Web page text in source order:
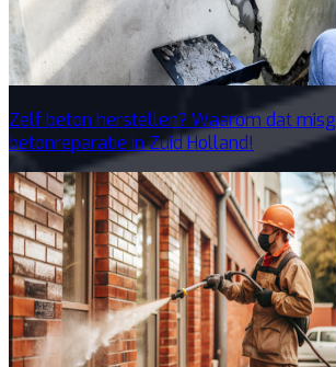
Zelf beton herstellen? Waarom dat
betonreparatie in Zuid Holland!